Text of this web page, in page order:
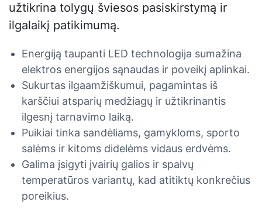
užtikrina tolygų šviesos pasiskirstymą ir
ilgalaikį patikimumą.
Energiją taupanti LED technologija sumažina
elektros energijos sąnaudas ir poveikį aplinkai.
Sukurtas ilgaamžiškumui, pagamintas iš
karščiui atsparių medžiagų ir užtikrinantis
ilgesnį tarnavimo laiką.
Puikiai tinka sandėliams, gamykloms, sporto
salėms ir kitoms didelėms vidaus erdvėms.
Galima įsigyti įvairių galios ir spalvų
temperatūros variantų, kad atitiktų konkrečius
poreikius.